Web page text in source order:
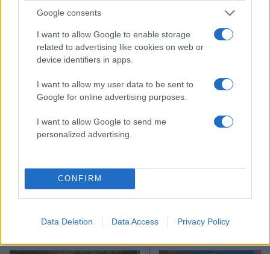
Google consents
I want to allow Google to enable storage
related to advertising like cookies on web or
device identifiers in apps.
I want to allow my user data to be sent to
Google for online advertising purposes.
I want to allow Google to send me
personalized advertising.
CONFIRM
Data Deletion Data Access Privacy Policy
Ήσουν κ θα είσαι ένας άγγελος. Έφυγες πολύ
ΔΙΑΦΗΜΙΣΗ